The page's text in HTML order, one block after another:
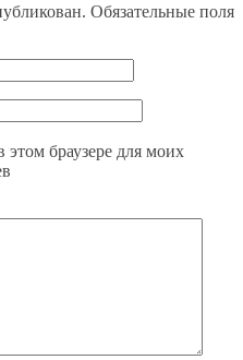
Обязательные поля
браузере для моих